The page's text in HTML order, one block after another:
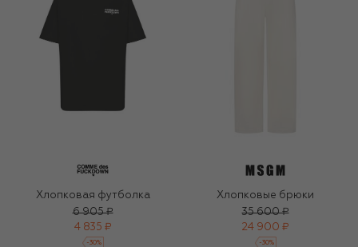
Хлопковая футболка
6 905 ₽
4 835 ₽
-30%
Хлопковые брюки
35 600 ₽
24 900 ₽
-30%